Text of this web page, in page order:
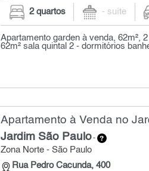
2 quartos - suíte
Apartamento garden à venda, 62m²,
62m² sala quintal 2 - dormitórios
Apartamento à Venda no
Jardim São Paulo-
Zona Norte - São Paulo
Rua Pedro Cacunda, 400